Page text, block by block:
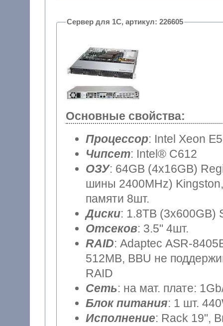
Сервер для 1С, артикул: 226605
Основные свойства:
Процессор: Intel Xeon
Чипсет: Intel® C612
ОЗУ: 64GB (4x16GB)
шины 2400MHz)
памяти 8шт.
Диски: 1.8TB (3x600GB)
Отсеков: 3.5" 4шт.
RAID: Adaptec ASR-
512MB, BBU не
RAID
Сеть: на мат. плате:
Блок питания: 1 шт.
Исполнение: Rack 19",